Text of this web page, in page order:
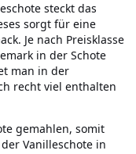
steckt das
sorgt für eine
Je nach Preisklasse
in der Schote
man in der
recht viel enthalten
gemahlen, somit
Vanilleschote in